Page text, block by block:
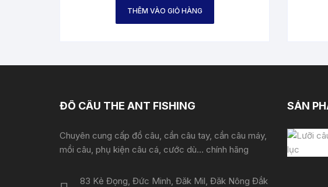
hạng
2.65
THÊM VÀO GIỎ HÀNG
ĐỒ CÂU THE ANT FISHING
Chuyên cung cấp đồ câu, cần câu tay, cần câu máy,
mồi câu, phụ kiện câu cá, cước dù... chính hãng
83 Kẻ Đọng, Đức Minh, Đăk Mil, Đăk Nông Đắk
SẢN